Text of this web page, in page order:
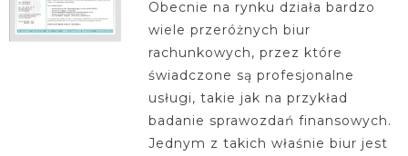
Obecnie na rynku działa bardzo
wiele przeróżnych biur
rachunkowych, przez które
świadczone są profesjonalne
usługi, takie jak na przykład
badanie sprawozdań finansowych.
Jednym z takich właśnie biur jest